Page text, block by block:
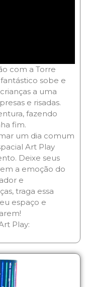
com a Torre
sobe e
a uma
e risadas.
fazendo
fim.
um dia comum
Art Play
Deixe seus
a emoção do
e
traga essa
espaço e
Play: